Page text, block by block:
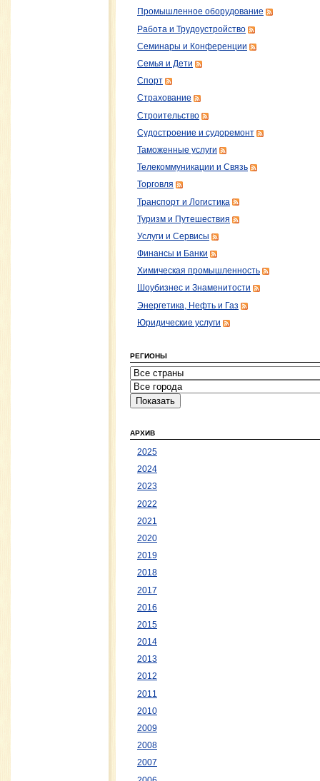
Промышленное оборудование
Работа и Трудоустройство
Семинары и Конференции
Семья и Дети
Спорт
Страхование
Строительство
Судостроение и судоремонт
Таможенные услуги
Телекоммуникации и Связь
Торговля
Транспорт и Логистика
Туризм и Путешествия
Услуги и Сервисы
Финансы и Банки
Химическая промышленность
Шоубизнес и Знаменитости
Энергетика, Нефть и Газ
Юридические услуги
РЕГИОНЫ
АРХИВ
2025
2024
2023
2022
2021
2020
2019
2018
2017
2016
2015
2014
2013
2012
2011
2010
2009
2008
2007